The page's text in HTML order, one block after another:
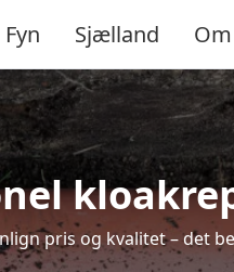
Fyn Sjælland
pris og kvalitet – det